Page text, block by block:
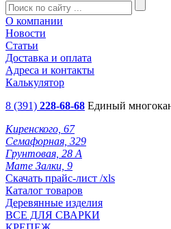
О компании
Новости
Статьи
Доставка и оплата
Адреса и контакты
Калькулятор
8 (391) 228-68-68 Единый
Киренского, 67
Семафорная, 329
Грунтовая, 28 А
Мате Залки, 9
Скачать прайс-лист /xls
Каталог товаров
Деревянные изделия
ВСЕ ДЛЯ СВАРКИ